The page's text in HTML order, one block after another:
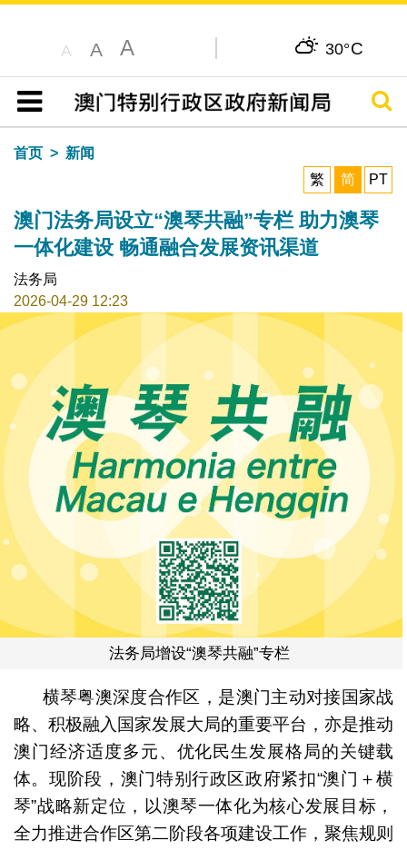
A A A 30°C
目录
搜寻
首页
新闻
繁
简 PT
澳门法务局设立“澳琴共融”专栏 助力澳琴
一体化建设 畅通融合发展资讯渠道
法务局
2026-04-29 12:23
法务局增设“澳琴共融”专栏
横琴粤澳深度合作区，是澳门主动对接国家战
略、积极融入国家发展大局的重要平台，亦是推动
澳门经济适度多元、优化民生发展格局的关键载
体。现阶段，澳门特别行政区政府紧扣“澳门＋横
琴”战略新定位，以澳琴一体化为核心发展目标，
全力推进合作区第二阶段各项建设工作，聚焦规则